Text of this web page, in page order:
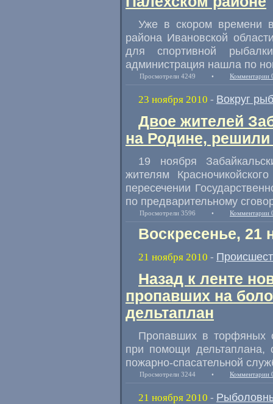
Уже в скором времени
района Ивановской
для спортивной
администрация нашла по
Просмотрели 4249 • Комментарии
23 ноября 2010 - Вокруг
Двое жителей
на Родине,
19 ноября
жителям
пересечении
по предварительному
Просмотрели 3596 • Комментарии
Воскресенье, 21
21 ноября 2010 -
Назад к ленте
пропавших на
дельтаплан
Пропавших в торфяных
при помощи дельтаплана,
пожарно-спасательной
Просмотрели 3244 • Комментарии
21 ноября 2010 -